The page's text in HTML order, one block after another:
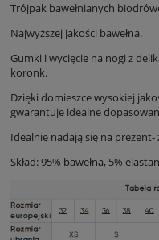
Trójpak bawełnianych
Najwyższej jakości bawełna.
Gumki i wycięcie na nogi z
koronk.
Dzięki domieszce wysokiej
gwarantuje idealne
Idealnie nadają się na
Skład: 95% bawełna, 5% elastan